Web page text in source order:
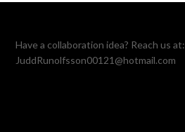
Have a collaboration idea? Reach us at:
JuddRunolfsson00121@hotmail.com